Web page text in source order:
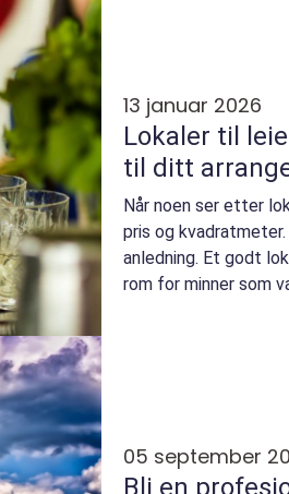
13 januar 2026
Lokaler til
til ditt
Når noen ser etter
pris og
anledning. Et godt
rom for minner som
05 september
Bli en